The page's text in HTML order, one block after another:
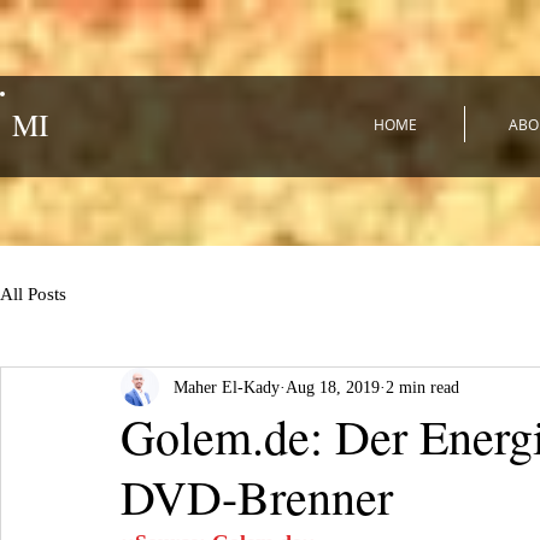
MI HOME
All Posts
Golem.de: Der
DVD-Brenner
Maher El-Kady Aug 18, 2019 2 min read